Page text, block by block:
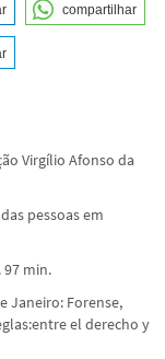
compartilhar
Virgílio Afonso da
pessoas em
97 min.
Janeiro: Forense,
el derecho y